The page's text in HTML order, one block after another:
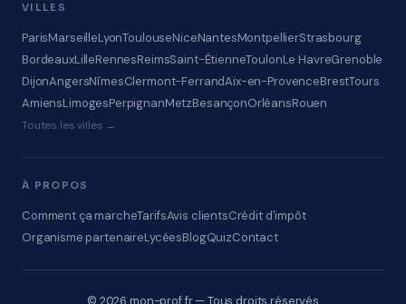
VILLES
ParisMarseilleLyonToulouseNiceNantesMontpellierStrasbourg
BordeauxLilleRennesReimsSaint-ÉtienneToulonLe HavreGrenoble
DijonAngersNîmesClermont-FerrandAix-en-ProvenceBrestTours
AmiensLimogesPerpignanMetzBesançonOrléansRouen
Toutes les villes →
À PROPOS
Comment ça marcheTarifsAvis clientsCrédit d'impôt
Organisme partenaireLycéesBlogQuizContact
© 2026 mon-prof.fr — Tous droits réservés